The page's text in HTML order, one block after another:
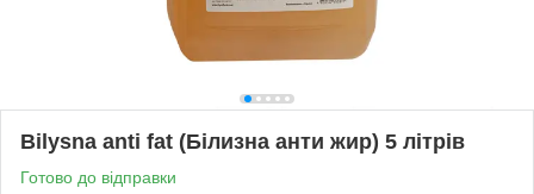
Bilysna anti fat (Білизна анти жир) 5 літрів
Готово до відправки